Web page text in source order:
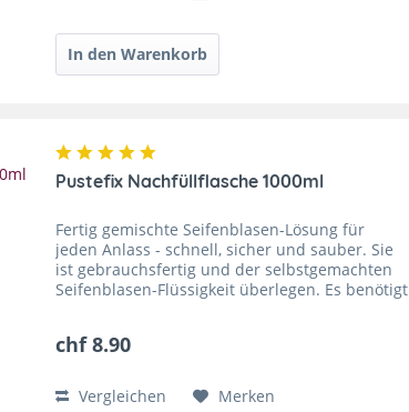
Pustefix Nachfüllflasche 1000ml
Fertig gemischte Seifenblasen-Lösung für
jeden Anlass - schnell, sicher und sauber. Sie
ist gebrauchsfertig und der selbstgemachten
Seifenblasen-Flüssigkeit überlegen. Es benötigt
chf 8.90
Vergleichen
Merken